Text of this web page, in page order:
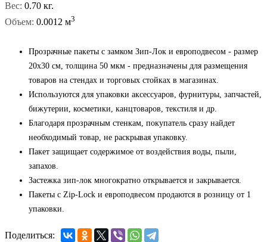
Вес: 0.70 кг.
Объем: 0.0012 м3
Прозрачные пакеты с замком Зип-Лок и европодвесом - размер
20х30 см, толщина 50 мкм - предназначены для размещения
товаров на стендах и торговых стойках в магазинах.
Используются для упаковки аксессуаров, фурнитуры, запчастей,
бижутерии, косметики, канцтоваров, текстиля и др.
Благодаря прозрачным стенкам, покупатель сразу найдет
необходимый товар, не раскрывая упаковку.
Пакет защищает содержимое от воздействия воды, пыли,
запахов.
Застежка зип-лок многократно открывается и закрывается.
Пакеты с Zip-Lock и европодвесом продаются в розницу от 1
упаковки.
Поделиться: